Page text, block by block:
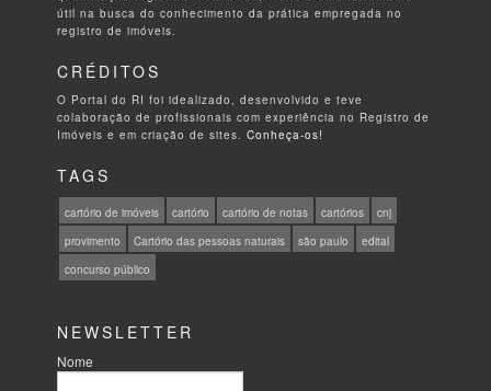
útil na busca do conhecimento da prática empregada no
registro de imóveis.
CRÉDITOS
O Portal do RI foi idealizado, desenvolvido e teve
colaboração de profissionais com experiência no Registro de
Imóveis e em criação de sites.Conheça-os!
TAGS
cartório de imóveis cartório cartório de notas cartórios
cnj
provimento
Cartório das pessoas naturais são paulo
edital
concurso público
NEWSLETTER
Nome